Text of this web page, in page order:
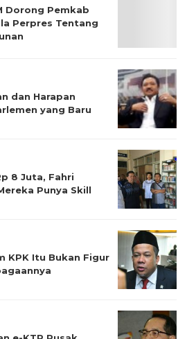
Dorong Pemkab
Perpres Tentang
dan Harapan
yang Baru
8 Juta, Fahri
Punya Skill
KPK Itu Bukan Figur